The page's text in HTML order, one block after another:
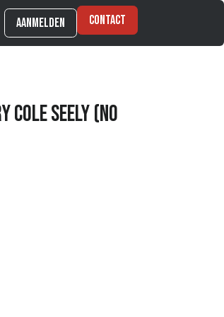
Aanmelden Contact
Cole Seely (No